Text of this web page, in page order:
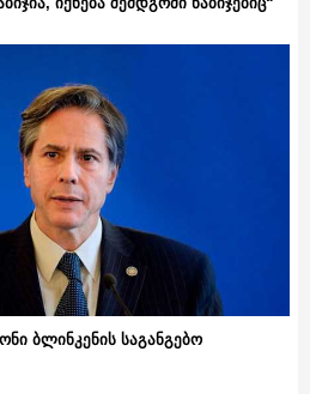
ბლინკენის საგანგებო